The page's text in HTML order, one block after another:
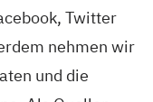
Twitter
nehmen wir
und die